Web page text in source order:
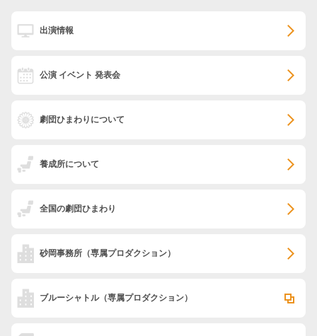
出演情報
公演 イベント 発表会
劇団ひまわりについて
養成所について
全国の劇団ひまわり
砂岡事務所 （専属プロダクション）
ブルーシャトル（専属プロダクション）